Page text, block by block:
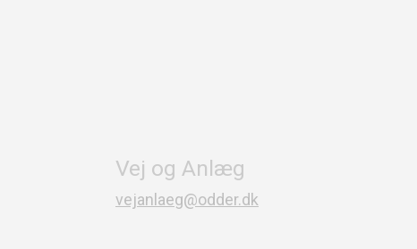
Vej og Anlæg
vejanlaeg@odder.dk